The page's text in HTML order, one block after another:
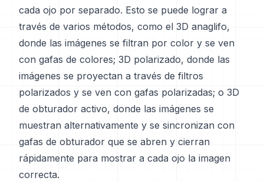
cada ojo por separado. Esto se puede lograr a
través de varios métodos, como el 3D anaglifo,
donde las imágenes se filtran por color y se ven
con gafas de colores; 3D polarizado, donde las
imágenes se proyectan a través de filtros
polarizados y se ven con gafas polarizadas; o 3D
de obturador activo, donde las imágenes se
muestran alternativamente y se sincronizan con
gafas de obturador que se abren y cierran
rápidamente para mostrar a cada ojo la imagen
correcta.